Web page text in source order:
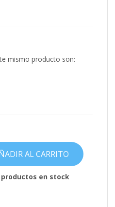
mismo producto son:
AL CARRITO
en stock